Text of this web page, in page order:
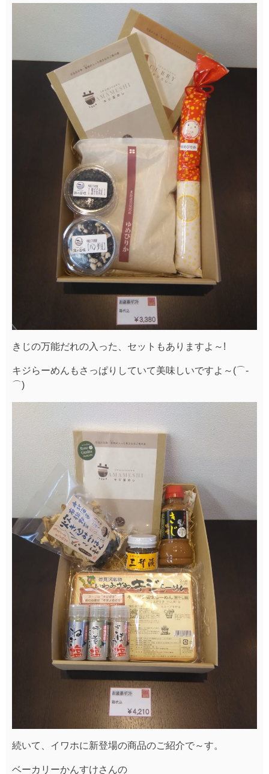
きじの万能だれの入った、セットもありますよ～!
キジらーめんもさっぱりしていて美味しいですよ～(⌒‐
⌒)
続いて、イワホに新登場の商品のご紹介で～す。
ベーカリーかんすけさんの